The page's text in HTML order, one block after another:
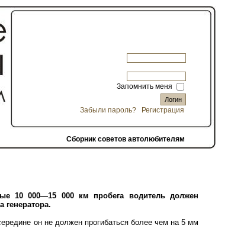
Запомнить меня
Забыли пароль? Регистрация
Сборник советов автолюбителям
10 000—15 000 км пробега водитель должен
генератора.
он не должен прогибаться более чем на 5 мм